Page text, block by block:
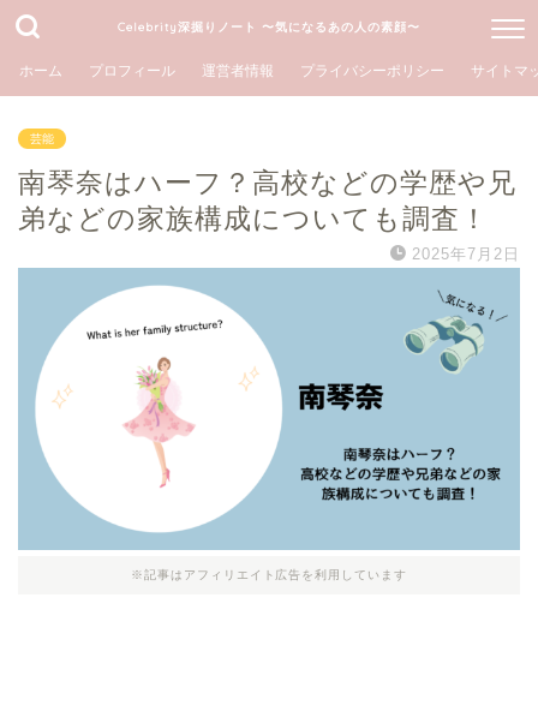
Celebrity深掘りノート 〜気になるあの人の素顔〜
ホーム プロフィール 運営者情報 プライバシーポリシー サイトマ
芸能
南琴奈はハーフ？高校などの学歴や兄
弟などの家族構成についても調査！
2025年7月2日
※記事はアフィリエイト広告を利用しています